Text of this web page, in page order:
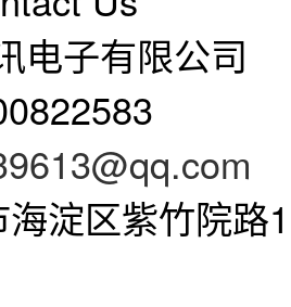
电子有限公司
淀区紫竹院路